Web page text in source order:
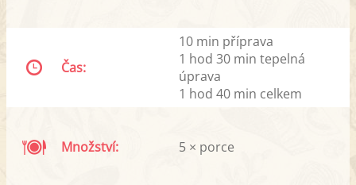
Čas:
10 min příprava
1 hod 30 min tepelná
úprava
1 hod 40 min celkem
Množství: 5 × porce